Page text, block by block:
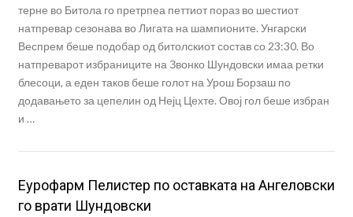
терне во Битола го претрпеа петтиот пораз во шестиот
натпревар сезонава во Лигата на шампионите. Унгарски
Веспрем беше подобар од битолскиот состав со 23:30. Во
натпреварот избраниците на Звонко Шундовски имаа ретки
блесоци, а еден таков беше голот на Урош Борзаш по
додавањето за цепелин од Нејц Цехте. Овој гол беше избран
и …
Еурофарм Пелистер по оставката на Ангеловски
го врати Шундовски